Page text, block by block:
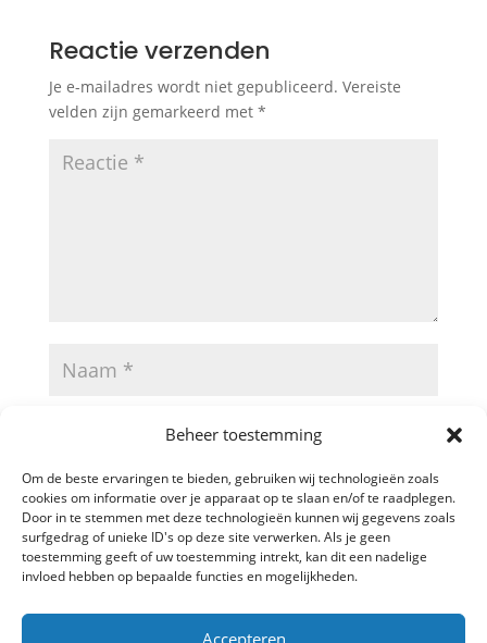
Beheer toestemming
Om de beste ervaringen te bieden, gebruiken wij technologieën zoals
cookies om informatie over je apparaat op te slaan en/of te raadplegen.
Door in te stemmen met deze technologieën kunnen wij gegevens zoals
surfgedrag of unieke ID's op deze site verwerken. Als je geen
toestemming geeft of uw toestemming intrekt, kan dit een nadelige
invloed hebben op bepaalde functies en mogelijkheden.
Accepteren
Reactie verzenden
Je e-mailadres wordt niet gepubliceerd. Vereiste
velden zijn gemarkeerd met *
A